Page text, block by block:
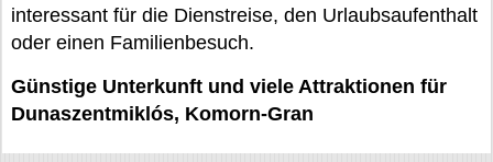
interessant für die Dienstreise, den Urlaubsaufenthalt
oder einen Familienbesuch.
Günstige Unterkunft und viele Attraktionen für
Dunaszentmiklós, Komorn-Gran